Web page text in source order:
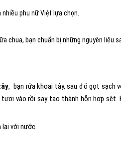
phụ nữ Việt lựa chọn.
chua, bạn chuẩn bị những nguyên liệu
, bạn rửa khoai tây, sau đó gọt sạch
vào rồi say tạo thành hỗn hợp sệt.
lại với nước.